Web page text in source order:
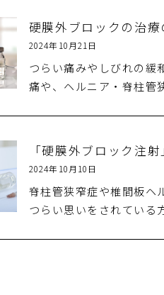
硬膜外ブロックの治
2024年10月21日
つらい痛みやしびれの緩
痛や、ヘルニア・脊柱管
「硬膜外ブロック注
2024年10月10日
脊柱管狭窄症や椎間板ヘ
つらい思いをされてい